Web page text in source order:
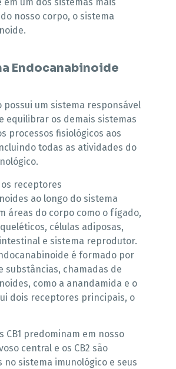
nosso corpo, o sistema
Endocanabinoide
possui um sistema responsável
equilibrar os demais sistemas
processos fisiológicos aos
todas as atividades do
receptores
ao longo do sistema
áreas do corpo como o fígado,
células adiposas,
e sistema reprodutor.
é formado por
substâncias, chamadas de
como a anandamida e o
dois receptores principais, o
CB1 predominam em nosso
central e os CB2 são
no sistema imunológico e seus